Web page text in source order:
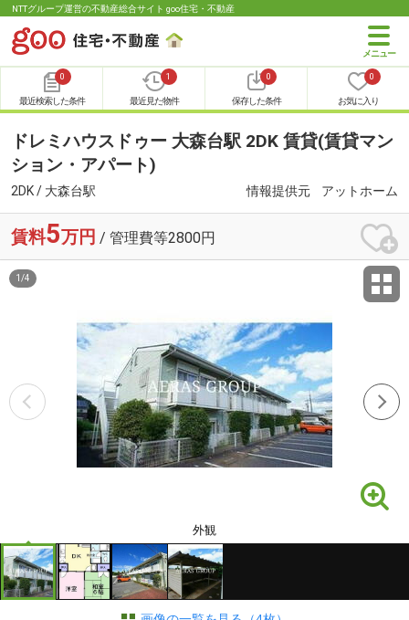
NTTグループ運営の不動産総合サイト goo住宅・不動産
0
最近検索した条件
1
最近見た物件
0
保存した条件
0
お気に入り
ドレミハウスドゥー 大森台駅 2DK 賃貸(賃貸マン
ション・アパート)
2DK / 大森台駅 情報提供元 アットホーム
賃料5万円 / 管理費等2800円
外観
1 /4